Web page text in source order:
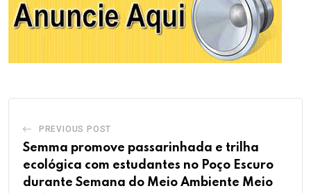
PREVIOUS POST
Semma promove passarinhada e trilha
ecológica com estudantes no Poço Escuro
durante Semana do Meio Ambiente Meio